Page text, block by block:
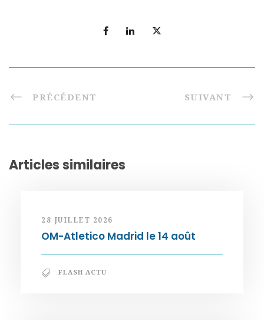
PRÉCÉDENT SUIVANT
Articles similaires
28 JUILLET 2026
OM-Atletico Madrid le 14 août
FLASH ACTU